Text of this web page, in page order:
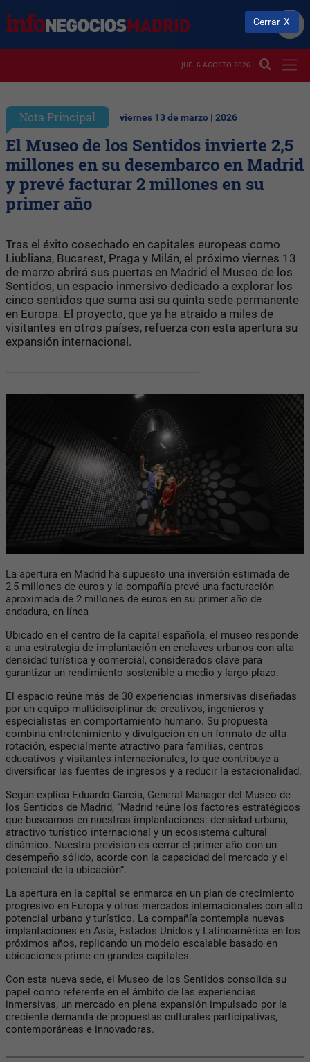
JUE. 6 AGOSTO 2026
Nota Principal viernes 13 de marzo | 2026
El Museo de los Sentidos invierte 2,5
millones en su desembarco en Madrid
y prevé facturar 2 millones en su
primer año
Tras el éxito cosechado en capitales europeas como
Liubliana, Bucarest, Praga y Milán, el próximo viernes 13
de marzo abrirá sus puertas en Madrid el Museo de los
Sentidos, un espacio inmersivo dedicado a explorar los
cinco sentidos que suma así su quinta sede permanente
en Europa. El proyecto, que ya ha atraído a miles de
visitantes en otros países, refuerza con esta apertura su
expansión internacional.
La apertura en Madrid ha supuesto una inversión estimada de
2,5 millones de euros y la compañía prevé una facturación
aproximada de 2 millones de euros en su primer año de
andadura, en línea
Ubicado en el centro de la capital española, el museo responde
a una estrategia de implantación en enclaves urbanos con alta
densidad turística y comercial, considerados clave para
garantizar un rendimiento sostenible a medio y largo plazo.
El espacio reúne más de 30 experiencias inmersivas diseñadas
por un equipo multidisciplinar de creativos, ingenieros y
especialistas en comportamiento humano. Su propuesta
combina entretenimiento y divulgación en un formato de alta
rotación, especialmente atractivo para familias, centros
educativos y visitantes internacionales, lo que contribuye a
diversificar las fuentes de ingresos y a reducir la estacionalidad.
Según explica Eduardo García, General Manager del Museo de
los Sentidos de Madrid, “Madrid reúne los factores estratégicos
que buscamos en nuestras implantaciones: densidad urbana,
atractivo turístico internacional y un ecosistema cultural
dinámico. Nuestra previsión es cerrar el primer año con un
desempeño sólido, acorde con la capacidad del mercado y el
potencial de la ubicación”.
La apertura en la capital se enmarca en un plan de crecimiento
progresivo en Europa y otros mercados internacionales con alto
potencial urbano y turístico. La compañía contempla nuevas
implantaciones en Asia, Estados Unidos y Latinoamérica en los
próximos años, replicando un modelo escalable basado en
ubicaciones prime en grandes capitales.
Con esta nueva sede, el Museo de los Sentidos consolida su
papel como referente en el ámbito de las experiencias
inmersivas, un mercado en plena expansión impulsado por la
creciente demanda de propuestas culturales participativas,
contemporáneas e innovadoras.
Cerrar